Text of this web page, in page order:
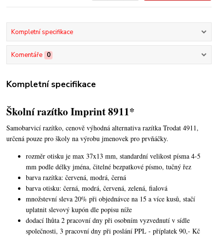
Kompletní specifikace
Komentáře 0
Kompletní specifikace
Školní razítko Imprint 8911*
Samobarvicí razítko, cenově výhodná alternativa razítka Trodat 4911,
určená pouze pro školy na výrobu jmenovek pro prvňáčky.
rozměr otisku je max 37x13 mm, standardní velikost písma 4-5
mm podle délky jména, čitelné bezpatkové písmo, tučný řez
barva razítka: červená, modrá, černá
barva otisku: černá, modrá, červená, zelená, fialová
množstevní sleva 20% při objednávce na 15 a více kusů, stačí
uplatnit slevový kupón dle popisu níže
dodací lhůta 2 pracovní dny při osobním vyzvednutí v sídle
společnosti, 3 pracovní dny při poslání PPL - příplatek 90,- Kč